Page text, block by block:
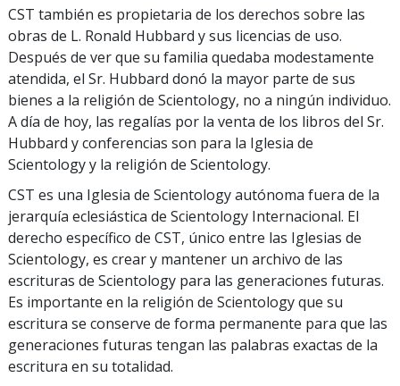
CST también es propietaria de los derechos sobre las
obras de L. Ronald Hubbard y sus licencias de uso.
Después de ver que su familia quedaba modestamente
atendida, el Sr. Hubbard donó la mayor parte de sus
bienes a la religión de Scientology, no a ningún individuo.
A día de hoy, las regalías por la venta de los libros del Sr.
Hubbard y conferencias son para la Iglesia de
Scientology y la religión de Scientology.
CST es una Iglesia de Scientology autónoma fuera de la
jerarquía eclesiástica de Scientology Internacional. El
derecho específico de CST, único entre las Iglesias de
Scientology, es crear y mantener un archivo de las
escrituras de Scientology para las generaciones futuras.
Es importante en la religión de Scientology que su
escritura se conserve de forma permanente para que las
generaciones futuras tengan las palabras exactas de la
escritura en su totalidad.